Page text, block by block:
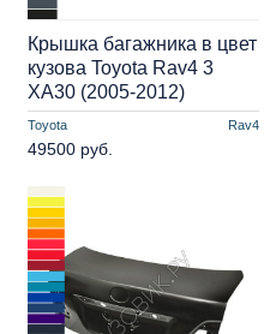
Toyota Rav4
Крышка багажника в цвет
кузова Toyota Rav4 3
XA30 (2005-2012)
49500 руб.